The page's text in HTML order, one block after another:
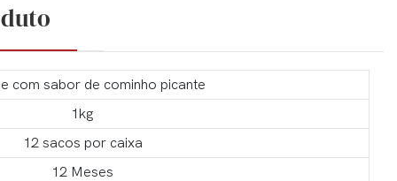
com sabor de cominho picante
1kg
12 sacos por caixa
12 Meses